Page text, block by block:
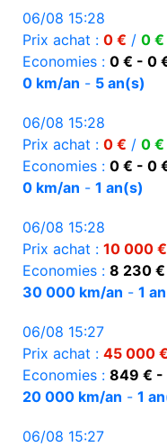
06/08 15:28
Prix achat : 0 € / 0 €
Economies : 0 € - 0
0 km/an - 5 an(s)
06/08 15:28
Prix achat : 0 € / 0 €
Economies : 0 € - 0
0 km/an - 1 an(s)
06/08 15:28
Prix achat : 10 000 €
Economies : 8 230
30 000 km/an - 1
06/08 15:27
Prix achat : 45 000 €
Economies : 849 € -
20 000 km/an - 1
06/08 15:27